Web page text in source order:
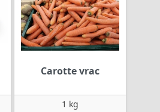
Carotte vrac
1 kg